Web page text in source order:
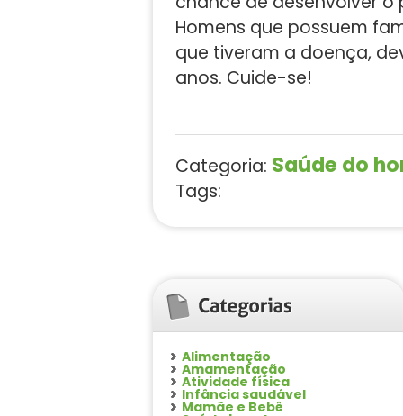
Homens que possuem
que tiveram a doença,
anos. Cuide-se!
Categoria: Saúde do
Tags:
Alimentação
Amamentação
Atividade física
Infância saudável
Mamãe e Bebê